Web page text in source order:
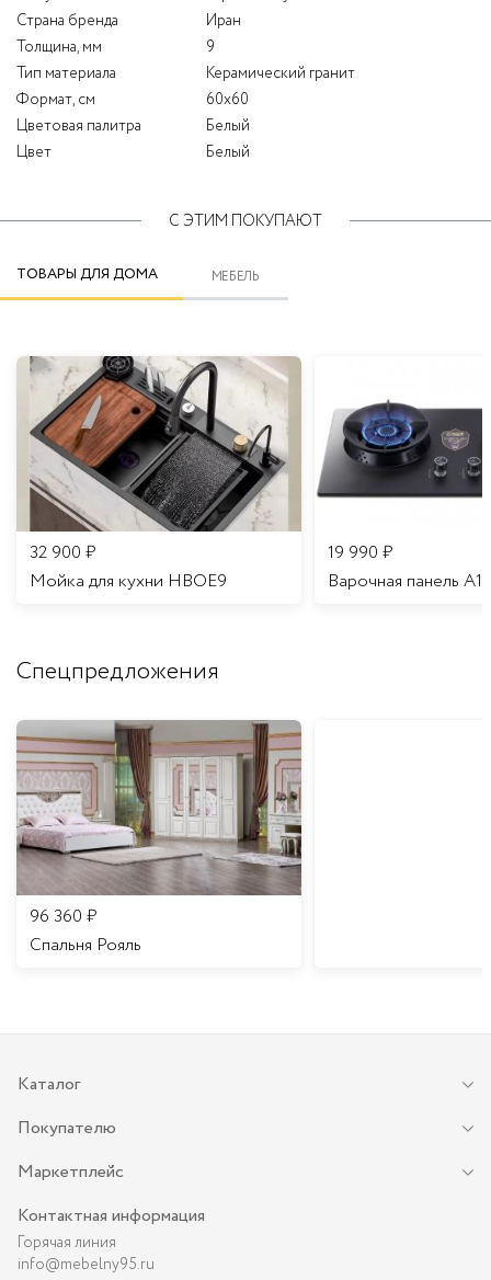
Страна бренда
Иран
Толщина, мм
9
Тип материала
Керамический гранит
Формат, см
60x60
Цветовая палитра
Белый
Цвет
Белый
С ЭТИМ ПОКУПАЮТ
ТОВАРЫ ДЛЯ ДОМА МЕБЕЛЬ
32 900 ₽
Мойка для кухни HBOE9
19 990 ₽
Варочная панель A16
Спецпредложения
96 360 ₽
Спальня Рояль
Каталог
Покупателю
Маркетплейс
Контактная информация
Горячая линия
info@mebelny95.ru